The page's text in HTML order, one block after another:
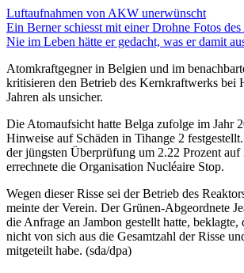
Luftaufnahmen von AKW unerwünscht
Ein Berner schiesst mit einer Drohne Fotos
Nie im Leben hätte er gedacht, was er damit
Atomkraftgegner in Belgien und im
kritisieren den Betrieb des Kernkraftwerks bei
Jahren als unsicher.
Die Atomaufsicht hatte Belga zufolge im Jahr
Hinweise auf Schäden in Tihange 2
der jüngsten Überprüfung um 2.22 Prozent auf
errechnete die Organisation Nucléaire Stop.
Wegen dieser Risse sei der Betrieb des
meinte der Verein. Der Grünen-Abgeordnete
die Anfrage an Jambon gestellt hatte, beklagte,
nicht von sich aus die Gesamtzahl der Risse
mitgeteilt habe. (sda/dpa)